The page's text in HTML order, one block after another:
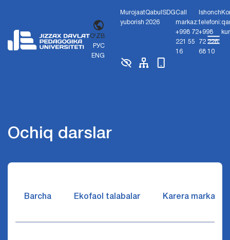
O'ZB
РУС
ENG
Murojaat
yuborish
Qabul
2026
SDGCall
markaz:
+998 72
221 55
16
Ishonch
telefoni:
+998
72 226
68 10
Ochiq darslar
Barcha Ekofaol talabalar Karera markazi